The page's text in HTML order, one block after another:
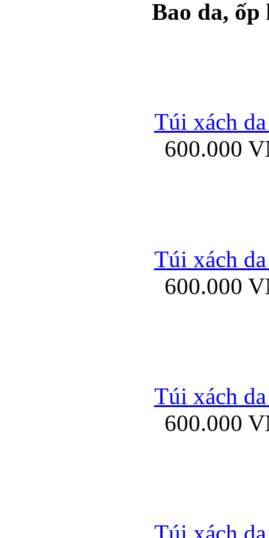
Ốp lưng silicon
Ốp lưng Samsung
Ốp lưng
Bao da,
Túi xách
600.000
Túi xách
600.000
Túi xách
600.000